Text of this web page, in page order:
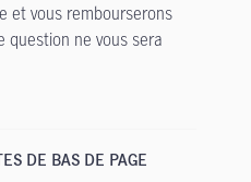
et vous rembourserons
question ne vous sera
DE BAS DE PAGE